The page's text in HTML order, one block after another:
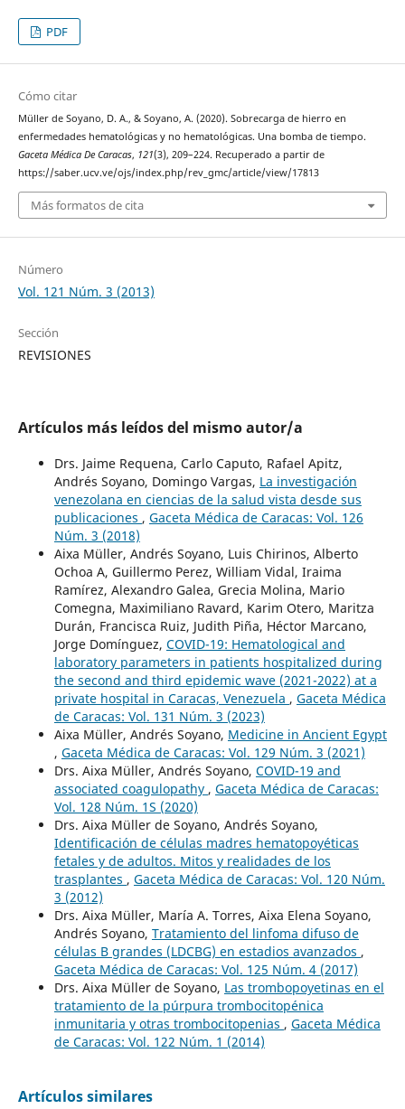
PDF
Cómo citar
Müller de Soyano, D. A., & Soyano, A. (2020). Sobrecarga de hierro en
enfermedades hematológicas y no hematológicas. Una bomba de tiempo.
Gaceta Médica De Caracas, 121(3), 209–224. Recuperado a partir de
https://saber.ucv.ve/ojs/index.php/rev_gmc/article/view/17813
Más formatos de cita
Número
Vol. 121 Núm. 3 (2013)
Sección
REVISIONES
Artículos más leídos del mismo autor/a
Drs. Jaime Requena, Carlo Caputo, Rafael Apitz,
Andrés Soyano, Domingo Vargas, La investigación
venezolana en ciencias de la salud vista desde sus
publicaciones , Gaceta Médica de Caracas: Vol. 126
Núm. 3 (2018)
Aixa Müller, Andrés Soyano, Luis Chirinos, Alberto
Ochoa A, Guillermo Perez, William Vidal, Iraima
Ramírez, Alexandro Galea, Grecia Molina, Mario
Comegna, Maximiliano Ravard, Karim Otero, Maritza
Durán, Francisca Ruiz, Judith Piña, Héctor Marcano,
Jorge Domínguez, COVID-19: Hematological and
laboratory parameters in patients hospitalized during
the second and third epidemic wave (2021-2022) at a
private hospital in Caracas, Venezuela , Gaceta Médica
de Caracas: Vol. 131 Núm. 3 (2023)
Aixa Müller, Andrés Soyano, Medicine in Ancient Egypt
, Gaceta Médica de Caracas: Vol. 129 Núm. 3 (2021)
Drs. Aixa Müller, Andrés Soyano, COVID-19 and
associated coagulopathy , Gaceta Médica de Caracas:
Vol. 128 Núm. 1S (2020)
Drs. Aixa Müller de Soyano, Andrés Soyano,
Identificación de células madres hematopoyéticas
fetales y de adultos. Mitos y realidades de los
trasplantes , Gaceta Médica de Caracas: Vol. 120 Núm.
3 (2012)
Drs. Aixa Müller, María A. Torres, Aixa Elena Soyano,
Andrés Soyano, Tratamiento del linfoma difuso de
células B grandes (LDCBG) en estadios avanzados ,
Gaceta Médica de Caracas: Vol. 125 Núm. 4 (2017)
Drs. Aixa Müller de Soyano, Las trombopoyetinas en el
tratamiento de la púrpura trombocitopénica
inmunitaria y otras trombocitopenias , Gaceta Médica
de Caracas: Vol. 122 Núm. 1 (2014)
Artículos similares